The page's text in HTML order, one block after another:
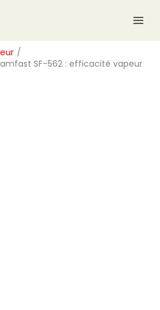
SF-562 : efficacité vapeur